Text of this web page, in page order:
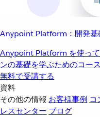
Anypoint Platform：開発基
Anypoint Platform を使っ
ンの基礎を学ぶためのコース
無料で受講する
資料
その他の情報 お客様事例 コ
レスセンター ブログ